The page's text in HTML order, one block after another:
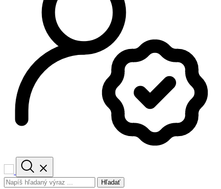
Hľadať